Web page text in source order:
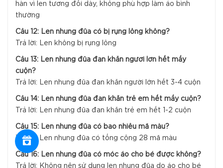
hàn vì len tương đối dày, không phù hợp làm áo bình
thường
Câu 12: Len nhung đũa có bị rụng lông không?
Trả lời: Len không bị rụng lông
Câu 13: Len nhung đũa đan khăn người lớn hết mấy
cuộn?
Trả lời: Len nhung đũa đan khăn người lớn hết 3-4 cuộn
Câu 14: Len nhung đũa đan khăn trẻ em hết mấy cuộn?
Trả lời: Len nhung đũa đan khăn trẻ em hết 1-2 cuộn
Câu 15: Len nhung đũa có bao nhiêu mã màu?
Trả lời: Len nhung đũa có tổng cộng 28 mã màu
Câu 16: Len nhung đũa có móc áo cho bé được không?
Trả lời: Không nên sử dụng len nhung đũa do áo cho bé